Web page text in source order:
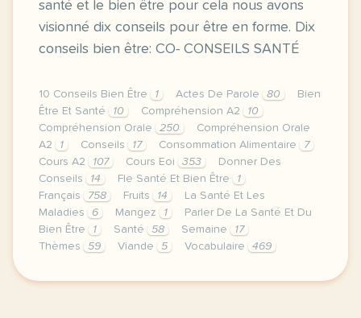
santé et le bien être pour cela nous avons
visionné dix conseils pour être en forme. Dix
conseils bien être: CO- CONSEILS SANTÉ
10 Conseils Bien Être 1 Actes De Parole 80
Bien
Être Et Santé
10 Compréhension A2
10
Compréhension Orale
250
Compréhension Orale
A2
1 Conseils 17 Consommation Alimentaire
7
Cours A2
107 Cours Eoi 353
Donner Des
Conseils
14 Fle Santé Et Bien Être
1
Français
758 Fruits 14
La Santé Et Les
Maladies
6 Mangez 1
Parler De La Santé Et Du
Bien Être
1 Santé 58 Semaine
17
Thèmes
59 Viande 5 Vocabulaire 469
image ticsenfle blogspot comcette derniere